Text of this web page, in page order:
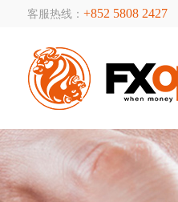
客服热线： +852 5808 2427